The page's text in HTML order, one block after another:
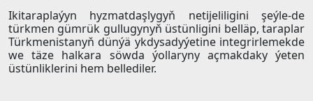
Ikitaraplaýyn hyzmatdaşlygyň netijeliligini şeýle-de
türkmen gümrük gullugynyň üstünligini belläp, taraplar
Türkmenistanyň dünýä ykdysadyýetinе integrirlemekde
we täze halkara söwda ýollaryny açmakdaky ýeten
üstünliklerini hem bellediler.